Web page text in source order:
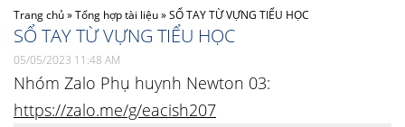
Trang chủ»Tổng hợp tài liệu»SỔ TAY TỪ VỰNG TIỂU HỌC
SỔ TAY TỪ VỰNG TIỂU HỌC
05/05/2023 11:48 AM
Nhóm Zalo Phụ huynh Newton 03:
https://zalo.me/g/eacish207